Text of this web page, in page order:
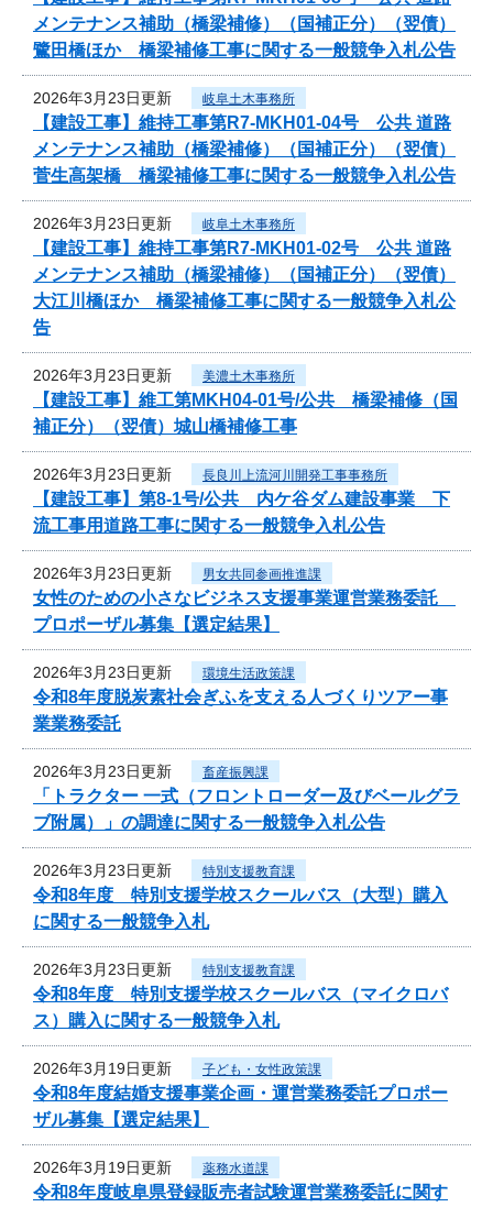
メンテナンス補助（橋梁補修）（国補正分）（翌債）
鷺田橋ほか 橋梁補修工事に関する一般競争入札公告
2026年3月23日更新 岐阜土木事務所
【建設工事】維持工事第R7-MKH01-04号 公共 道路
メンテナンス補助（橋梁補修）（国補正分）（翌債）
菅生高架橋 橋梁補修工事に関する一般競争入札公告
2026年3月23日更新 岐阜土木事務所
【建設工事】維持工事第R7-MKH01-02号 公共 道路
メンテナンス補助（橋梁補修）（国補正分）（翌債）
大江川橋ほか 橋梁補修工事に関する一般競争入札公
告
2026年3月23日更新 美濃土木事務所
【建設工事】維工第MKH04-01号/公共 橋梁補修（国
補正分）（翌債）城山橋補修工事
2026年3月23日更新 長良川上流河川開発工事事務所
【建設工事】第8-1号/公共 内ケ谷ダム建設事業 下
流工事用道路工事に関する一般競争入札公告
2026年3月23日更新 男女共同参画推進課
女性のための小さなビジネス支援事業運営業務委託
プロポーザル募集【選定結果】
2026年3月23日更新 環境生活政策課
令和8年度脱炭素社会ぎふを支える人づくりツアー事
業業務委託
2026年3月23日更新 畜産振興課
「トラクター 一式（フロントローダー及びベールグラ
ブ附属）」の調達に関する一般競争入札公告
2026年3月23日更新 特別支援教育課
令和8年度 特別支援学校スクールバス（大型）購入
に関する一般競争入札
2026年3月23日更新 特別支援教育課
令和8年度 特別支援学校スクールバス（マイクロバ
ス）購入に関する一般競争入札
2026年3月19日更新 子ども・女性政策課
令和8年度結婚支援事業企画・運営業務委託プロポー
ザル募集【選定結果】
2026年3月19日更新 薬務水道課
令和8年度岐阜県登録販売者試験運営業務委託に関す